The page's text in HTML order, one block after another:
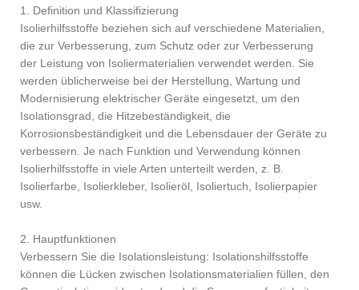
1. Definition und Klassifizierung
Isolierhilfsstoffe beziehen sich auf verschiedene Materialien,
die zur Verbesserung, zum Schutz oder zur Verbesserung
der Leistung von Isoliermaterialien verwendet werden. Sie
werden üblicherweise bei der Herstellung, Wartung und
Modernisierung elektrischer Geräte eingesetzt, um den
Isolationsgrad, die Hitzebeständigkeit, die
Korrosionsbeständigkeit und die Lebensdauer der Geräte zu
verbessern. Je nach Funktion und Verwendung können
Isolierhilfsstoffe in viele Arten unterteilt werden, z. B.
Isolierfarbe, Isolierkleber, Isolieröl, Isoliertuch, Isolierpapier
usw.
2. Hauptfunktionen
Verbessern Sie die Isolationsleistung: Isolationshilfsstoffe
können die Lücken zwischen Isolationsmaterialien füllen, den